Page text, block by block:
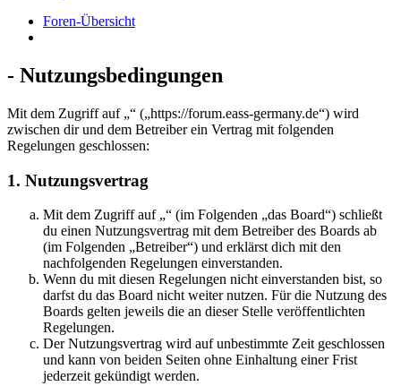
Foren-Übersicht
- Nutzungsbedingungen
Mit dem Zugriff auf „“ („https://forum.eass-germany.de“) wird
zwischen dir und dem Betreiber ein Vertrag mit folgenden
Regelungen geschlossen:
1. Nutzungsvertrag
Mit dem Zugriff auf „“ (im Folgenden „das Board“) schließt
du einen Nutzungsvertrag mit dem Betreiber des Boards ab
(im Folgenden „Betreiber“) und erklärst dich mit den
nachfolgenden Regelungen einverstanden.
Wenn du mit diesen Regelungen nicht einverstanden bist, so
darfst du das Board nicht weiter nutzen. Für die Nutzung des
Boards gelten jeweils die an dieser Stelle veröffentlichten
Regelungen.
Der Nutzungsvertrag wird auf unbestimmte Zeit geschlossen
und kann von beiden Seiten ohne Einhaltung einer Frist
jederzeit gekündigt werden.